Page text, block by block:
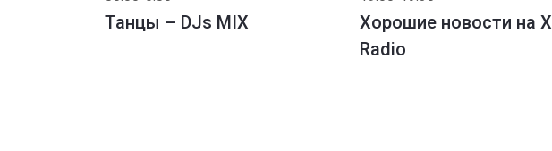
Танцы – DJs MIX
Хорошие новости на X
Radio